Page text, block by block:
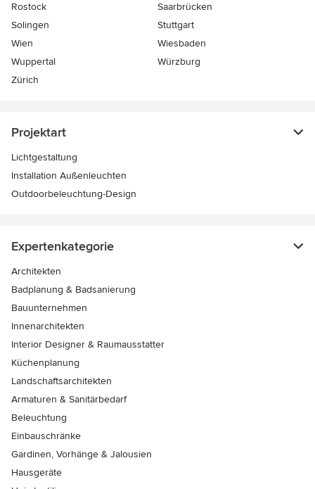
Rostock
Saarbrücken
Solingen
Stuttgart
Wien
Wiesbaden
Wuppertal
Würzburg
Zürich
Projektart
Lichtgestaltung
Installation Außenleuchten
Outdoorbeleuchtung-Design
Expertenkategorie
Architekten
Badplanung & Badsanierung
Bauunternehmen
Innenarchitekten
Interior Designer & Raumausstatter
Küchenplanung
Landschaftsarchitekten
Armaturen & Sanitärbedarf
Beleuchtung
Einbauschränke
Gardinen, Vorhänge & Jalousien
Hausgeräte